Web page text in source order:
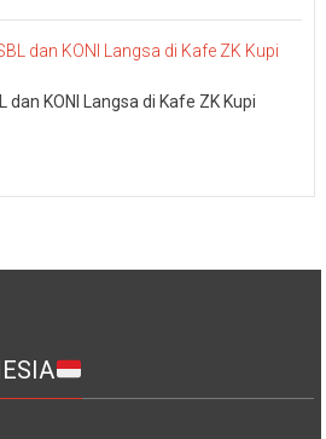
KONI Langsa di Kafe ZK Kupi